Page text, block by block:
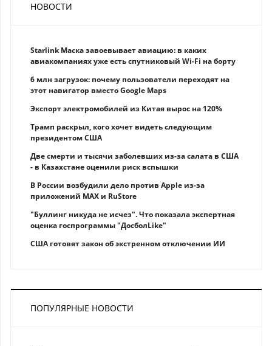
НОВОСТИ
Starlink Маска завоевывает авиацию: в каких
авиакомпаниях уже есть спутниковый Wi-Fi на борту
6 млн загрузок: почему пользователи переходят на
этот навигатор вместо Google Maps
Экспорт электромобилей из Китая вырос на 120%
Трамп раскрыл, кого хочет видеть следующим
президентом США
Две смерти и тысячи заболевших из-за салата в США
- в Казахстане оценили риск вспышки
В России возбудили дело против Apple из-за
приложений MAX и RuStore
"Буллинг никуда не исчез". Что показала экспертная
оценка госпрограммы "ДосболLike"
США готовят закон об экстренном отключении ИИ
ПОПУЛЯРНЫЕ НОВОСТИ